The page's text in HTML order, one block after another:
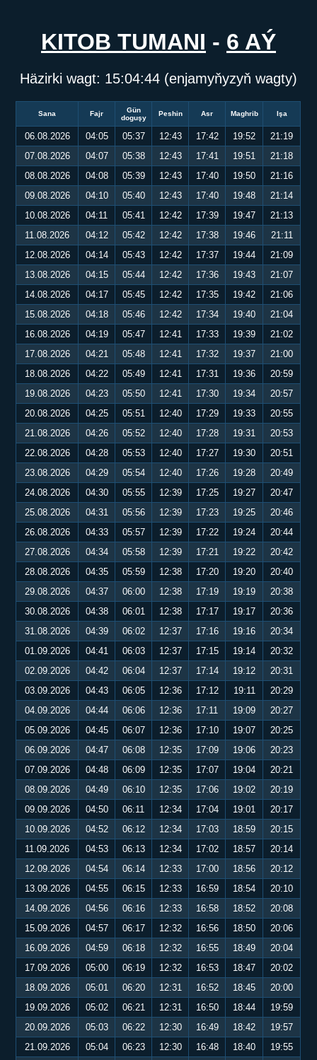
KITOB TUMANI - 6 AÝ
Häzirki wagt: 15:04:45 (enjamyňyzyň wagty)
Sana Fajr
Gün
doguşy
Peshin Asr Maghrib Işa
06.08.2026 04:05 05:37 12:43 17:42 19:52
21:19
07.08.2026
04:07 05:38 12:43 17:41 19:51
21:18
08.08.2026
04:08 05:39 12:43 17:40 19:50
21:16
09.08.2026
04:10 05:40 12:43 17:40 19:48
21:14
10.08.2026
04:11 05:41 12:42 17:39 19:47
21:13
11.08.2026
04:12 05:42 12:42 17:38 19:46
21:11
12.08.2026
04:14 05:43 12:42 17:37 19:44
21:09
13.08.2026
04:15 05:44 12:42 17:36 19:43
21:07
14.08.2026
04:17 05:45 12:42 17:35 19:42
21:06
15.08.2026
04:18 05:46 12:42 17:34 19:40
21:04
16.08.2026
04:19 05:47 12:41 17:33 19:39
21:02
17.08.2026
04:21 05:48 12:41 17:32 19:37
21:00
18.08.2026
04:22 05:49 12:41 17:31 19:36
20:59
19.08.2026
04:23 05:50 12:41 17:30 19:34
20:57
20.08.2026
04:25 05:51 12:40 17:29 19:33
20:55
21.08.2026
04:26 05:52 12:40 17:28 19:31
20:53
22.08.2026
04:28 05:53 12:40 17:27 19:30
20:51
23.08.2026
04:29 05:54 12:40 17:26 19:28
20:49
24.08.2026
04:30 05:55 12:39 17:25 19:27
20:47
25.08.2026
04:31 05:56 12:39 17:23 19:25
20:46
26.08.2026
04:33 05:57 12:39 17:22 19:24
20:44
27.08.2026
04:34 05:58 12:39 17:21 19:22
20:42
28.08.2026
04:35 05:59 12:38 17:20 19:20
20:40
29.08.2026
04:37 06:00 12:38 17:19 19:19
20:38
30.08.2026
04:38 06:01 12:38 17:17 19:17
20:36
31.08.2026
04:39 06:02 12:37 17:16 19:16
20:34
01.09.2026
04:41 06:03 12:37 17:15 19:14
20:32
02.09.2026
04:42 06:04 12:37 17:14 19:12
20:31
03.09.2026
04:43 06:05 12:36 17:12 19:11
20:29
04.09.2026
04:44 06:06 12:36 17:11 19:09
20:27
05.09.2026
04:45 06:07 12:36 17:10 19:07
20:25
06.09.2026
04:47 06:08 12:35 17:09 19:06
20:23
07.09.2026
04:48 06:09 12:35 17:07 19:04
20:21
08.09.2026
04:49 06:10 12:35 17:06 19:02
20:19
09.09.2026
04:50 06:11 12:34 17:04 19:01
20:17
10.09.2026
04:52 06:12 12:34 17:03 18:59
20:15
11.09.2026
04:53 06:13 12:34 17:02 18:57
20:14
12.09.2026
04:54 06:14 12:33 17:00 18:56
20:12
13.09.2026
04:55 06:15 12:33 16:59 18:54
20:10
14.09.2026
04:56 06:16 12:33 16:58 18:52
20:08
15.09.2026
04:57 06:17 12:32 16:56 18:50
20:06
16.09.2026
04:59 06:18 12:32 16:55 18:49
20:04
17.09.2026
05:00 06:19 12:32 16:53 18:47
20:02
18.09.2026
05:01 06:20 12:31 16:52 18:45
20:00
19.09.2026
05:02 06:21 12:31 16:50 18:44
19:59
20.09.2026
05:03 06:22 12:30 16:49 18:42
19:57
21.09.2026
05:04 06:23 12:30 16:48 18:40
19:55